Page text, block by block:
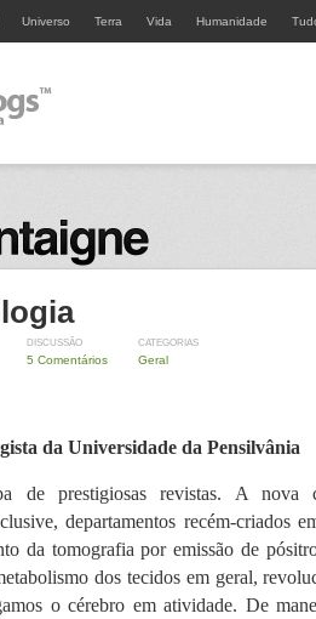
Universo Terra Vida Humanidade
DISCUSSÃO
5 Comentários
CATEGORIAS
Geral
da Universidade da Pensilvânia
de prestigiosas revistas. A nova
departamentos recém-criados
da tomografia por emissão de
dos tecidos em geral,
o cérebro em atividade. De
ferramentas